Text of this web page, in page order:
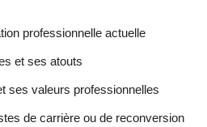
professionnelle actuelle
et ses atouts
ses valeurs professionnelles
de carrière ou de reconversion